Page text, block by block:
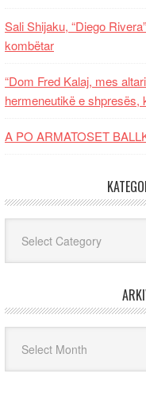
Sali Shijaku, “Diego
kombëtar
“Dom Fred Kalaj, mes
hermeneutikë e shpresës,
A PO ARMATOSET